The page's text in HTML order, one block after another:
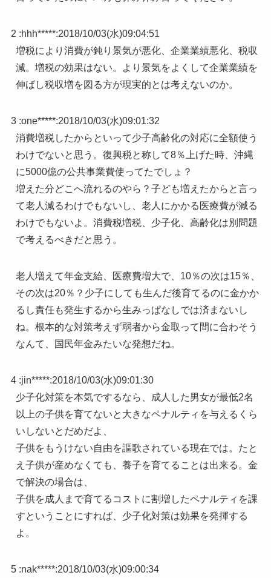
2 :hhh*****:2018/10/03(水)09:04:51
増税により消費が鈍り景気が悪化、企業業績悪化、税収
減。増税の効果はない。より景気をよくして企業業績を
伸ばし税収増を図る方が現実的とは考えないのか。
3 :one*****:2018/10/03(水)09:01:32
消費増税したからといって少子高齢化の対応に全額使う
わけでないと思う。復興税と称して8％上げた時、沖縄
に5000億の公共事業費使ってたでしょ？
増えた分どこへ流れるのやら？子ども増えたからと言っ
て老人減るわけでもないし、老人にかかる医療費が減る
わけでもないよ。消費税増税、少子化、高齢化は別問題
で考えるべきだと思う。
老人増えて年金支給、医療費増大で、10％の次は15％、
その次は20％？少子にしても生んだ後育てるのに金かか
るし責任も発生するから生みっぱなしでは済まないし
ね。根本的な対策考えず弱者から金取って間に合わそう
なんて、国民年金みたいな発想だね。
4 :jin*****:2018/10/03(水)09:01:30
少子化対策を本気でするなら、成人した男女が最低2名
以上の子供を育てないと大きなペナルティを与えるくら
いしないとだめだよ、
子供をもうけない自由を謳歌されている現在では。たと
え子供が産めなくても、養子を育てることは出来る。金
で解決の場合は、
子供を成人まで育てるコストに割増したペナルティを課
すということにすれば、少子化対策は効果を発揮する
よ。
5 :nak*****:2018/10/03(水)09:00:34